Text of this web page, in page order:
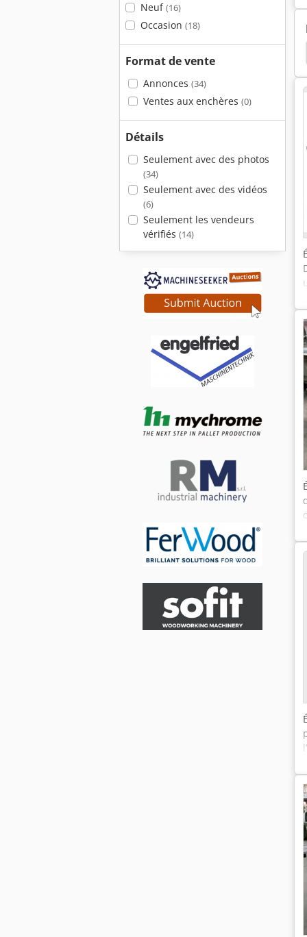
Neuf(16)
Occasion (18)
Format de vente
Annonces (34)
Ventes aux enchères (0)
Détails
Seulement avec des photos
(34)
Seulement avec des vidéos
(6)
Seulement les vendeurs
vérifiés (14)
Holzkraft Kgz 3050